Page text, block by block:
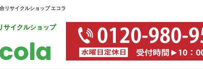
リサイクルショップ エコラ
サイクルショップ